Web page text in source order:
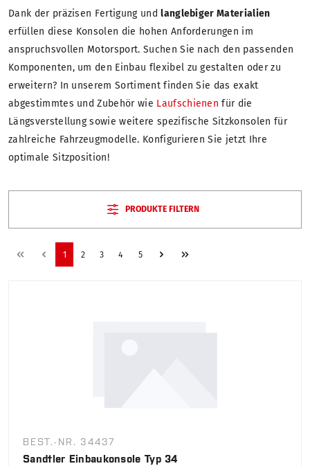
Dank der präzisen Fertigung undlanglebiger Materialien
erfüllen diese Konsolen die hohen Anforderungen im
anspruchsvollen Motorsport. Suchen Sie nach den passenden
Komponenten, um den Einbau flexibel zu gestalten oder zu
erweitern? In unserem Sortiment finden Sie das exakt
abgestimmtes und Zubehör wie Laufschienen für die
Längsverstellung sowie weitere spezifische Sitzkonsolen für
zahlreiche Fahrzeugmodelle. Konfigurieren Sie jetzt Ihre
optimale Sitzposition!
PRODUKTE FILTERN
1 2 3 4 5
BEST.-NR. 34437
Sandtler Einbaukonsole Typ 34